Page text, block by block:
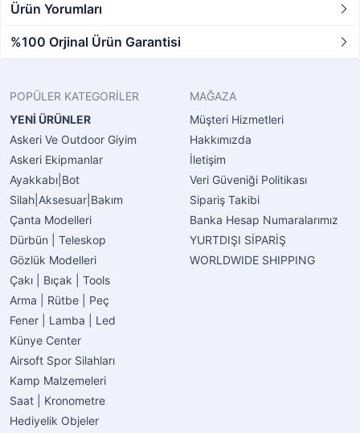
Ürün Yorumları
%100 Orjinal Ürün Garantisi
POPÜLER KATEGORİLER
YENİ ÜRÜNLER
Askeri Ve Outdoor Giyim
Askeri Ekipmanlar
Ayakkabı|Bot
Silah|Aksesuar|Bakım
Çanta Modelleri
Dürbün | Teleskop
Gözlük Modelleri
Çakı | Bıçak | Tools
Arma | Rütbe | Peç
Fener | Lamba | Led
Künye Center
Airsoft Spor Silahları
Kamp Malzemeleri
Saat | Kronometre
Hediyelik Objeler
MAĞAZA
Müşteri Hizmetleri
Hakkımızda
İletişim
Veri Güveniği Politikası
Sipariş Takibi
Banka Hesap Numaralarımız
YURTDIŞI SİPARİŞ
WORLDWIDE SHIPPING